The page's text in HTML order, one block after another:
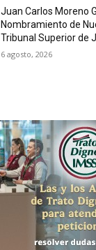
Juan Carlos Moreno
Nombramiento de
Tribunal Superior de
6 agosto, 2026